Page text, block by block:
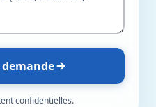
confidentielles.